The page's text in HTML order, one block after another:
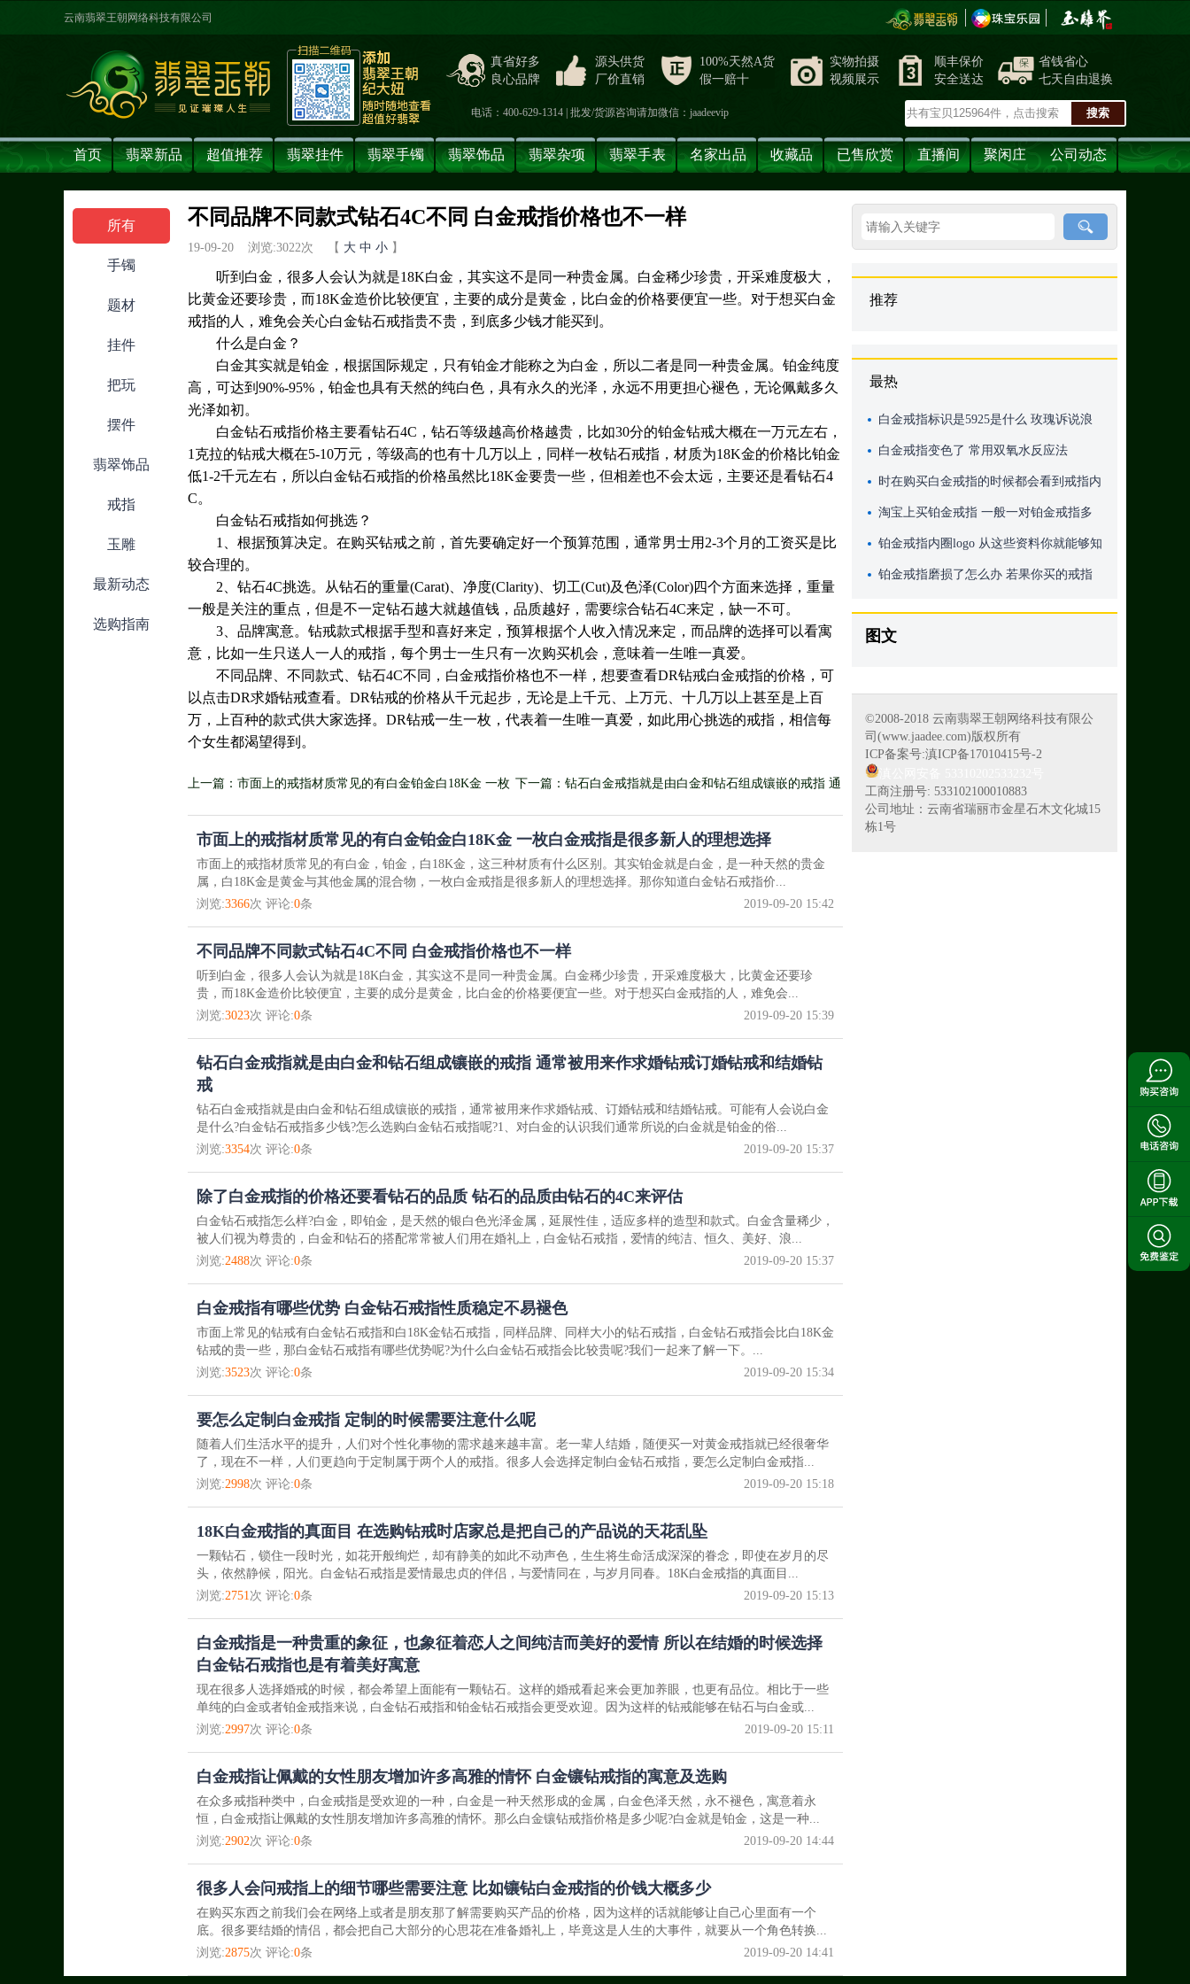
云南翡翠王朝网络科技有限公司
真省好多
良心品牌
源头供货
厂价直销
100%天然A货
假一赔十
实物拍摄
视频展示
顺丰保价
安全送达
省钱省心
七天自由退换
电话：400-629-1314 | 批发/货源咨询请加微信：jaadeevip
首页 翡翠新品 超值推荐 翡翠挂件 翡翠手镯 翡翠饰品 翡翠杂项 翡翠手表 名家出品 收藏品 已售欣赏 直播间 聚闲庄 公司动态
所有
手镯
题材
挂件
把玩
摆件
翡翠饰品
戒指
玉雕
最新动态
选购指南
不同品牌不同款式钻石4C不同 白金戒指价格也不一样
19-09-20 浏览:3022次 【 大 中 小 】
听到白金，很多人会认为就是18K白金，其实这不是同一种贵金属。白金稀少珍贵，开采难度极大，
比黄金还要珍贵，而18K金造价比较便宜，主要的成分是黄金，比白金的价格要便宜一些。对于想买白金
戒指的人，难免会关心白金钻石戒指贵不贵，到底多少钱才能买到。
什么是白金？
白金其实就是铂金，根据国际规定，只有铂金才能称之为白金，所以二者是同一种贵金属。铂金纯度
高，可达到90%-95%，铂金也具有天然的纯白色，具有永久的光泽，永远不用更担心褪色，无论佩戴多久
光泽如初。
白金钻石戒指价格主要看钻石4C，钻石等级越高价格越贵，比如30分的铂金钻戒大概在一万元左右，
1克拉的钻戒大概在5-10万元，等级高的也有十几万以上，同样一枚钻石戒指，材质为18K金的价格比铂金
低1-2千元左右，所以白金钻石戒指的价格虽然比18K金要贵一些，但相差也不会太远，主要还是看钻石4
C。
白金钻石戒指如何挑选？
1、根据预算决定。在购买钻戒之前，首先要确定好一个预算范围，通常男士用2-3个月的工资买是比
较合理的。
2、钻石4C挑选。从钻石的重量(Carat)、净度(Clarity)、切工(Cut)及色泽(Color)四个方面来选择，重量
一般是关注的重点，但是不一定钻石越大就越值钱，品质越好，需要综合钻石4C来定，缺一不可。
3、品牌寓意。钻戒款式根据手型和喜好来定，预算根据个人收入情况来定，而品牌的选择可以看寓
意，比如一生只送人一人的戒指，每个男士一生只有一次购买机会，意味着一生唯一真爱。
不同品牌、不同款式、钻石4C不同，白金戒指价格也不一样，想要查看DR钻戒白金戒指的价格，可
以点击DR求婚钻戒查看。DR钻戒的价格从千元起步，无论是上千元、上万元、十几万以上甚至是上百
万，上百种的款式供大家选择。DR钻戒一生一枚，代表着一生唯一真爱，如此用心挑选的戒指，相信每
个女生都渴望得到。
上一篇：市面上的戒指材质常见的有白金铂金白18K金 一枚 下一篇：钻石白金戒指就是由白金和钻石组成镶嵌的戒指 通
市面上的戒指材质常见的有白金铂金白18K金 一枚白金戒指是很多新人的理想选择
市面上的戒指材质常见的有白金，铂金，白18K金，这三种材质有什么区别。其实铂金就是白金，是一种天然的贵金
属，白18K金是黄金与其他金属的混合物，一枚白金戒指是很多新人的理想选择。那你知道白金钻石戒指价...
浏览:3366次 评论:0条 2019-09-20 15:42
不同品牌不同款式钻石4C不同 白金戒指价格也不一样
听到白金，很多人会认为就是18K白金，其实这不是同一种贵金属。白金稀少珍贵，开采难度极大，比黄金还要珍
贵，而18K金造价比较便宜，主要的成分是黄金，比白金的价格要便宜一些。对于想买白金戒指的人，难免会...
浏览:3023次 评论:0条 2019-09-20 15:39
钻石白金戒指就是由白金和钻石组成镶嵌的戒指 通常被用来作求婚钻戒订婚钻戒和结婚钻
戒
钻石白金戒指就是由白金和钻石组成镶嵌的戒指，通常被用来作求婚钻戒、订婚钻戒和结婚钻戒。可能有人会说白金
是什么?白金钻石戒指多少钱?怎么选购白金钻石戒指呢?1、对白金的认识我们通常所说的白金就是铂金的俗...
浏览:3354次 评论:0条 2019-09-20 15:37
除了白金戒指的价格还要看钻石的品质 钻石的品质由钻石的4C来评估
白金钻石戒指怎么样?白金，即铂金，是天然的银白色光泽金属，延展性佳，适应多样的造型和款式。白金含量稀少，
被人们视为尊贵的，白金和钻石的搭配常常被人们用在婚礼上，白金钻石戒指，爱情的纯洁、恒久、美好、浪...
浏览:2488次 评论:0条 2019-09-20 15:37
白金戒指有哪些优势 白金钻石戒指性质稳定不易褪色
市面上常见的钻戒有白金钻石戒指和白18K金钻石戒指，同样品牌、同样大小的钻石戒指，白金钻石戒指会比白18K金
钻戒的贵一些，那白金钻石戒指有哪些优势呢?为什么白金钻石戒指会比较贵呢?我们一起来了解一下。...
浏览:3523次 评论:0条 2019-09-20 15:34
要怎么定制白金戒指 定制的时候需要注意什么呢
随着人们生活水平的提升，人们对个性化事物的需求越来越丰富。老一辈人结婚，随便买一对黄金戒指就已经很奢华
了，现在不一样，人们更趋向于定制属于两个人的戒指。很多人会选择定制白金钻石戒指，要怎么定制白金戒指...
浏览:2998次 评论:0条 2019-09-20 15:18
18K白金戒指的真面目 在选购钻戒时店家总是把自己的产品说的天花乱坠
一颗钻石，锁住一段时光，如花开般绚烂，却有静美的如此不动声色，生生将生命活成深深的眷念，即使在岁月的尽
头，依然静候，阳光。白金钻石戒指是爱情最忠贞的伴侣，与爱情同在，与岁月同春。18K白金戒指的真面目...
浏览:2751次 评论:0条 2019-09-20 15:13
白金戒指是一种贵重的象征，也象征着恋人之间纯洁而美好的爱情 所以在结婚的时候选择
白金钻石戒指也是有着美好寓意
现在很多人选择婚戒的时候，都会希望上面能有一颗钻石。这样的婚戒看起来会更加养眼，也更有品位。相比于一些
单纯的白金或者铂金戒指来说，白金钻石戒指和铂金钻石戒指会更受欢迎。因为这样的钻戒能够在钻石与白金或...
浏览:2997次 评论:0条 2019-09-20 15:11
白金戒指让佩戴的女性朋友增加许多高雅的情怀 白金镶钻戒指的寓意及选购
在众多戒指种类中，白金戒指是受欢迎的一种，白金是一种天然形成的金属，白金色泽天然，永不褪色，寓意着永
恒，白金戒指让佩戴的女性朋友增加许多高雅的情怀。那么白金镶钻戒指价格是多少呢?白金就是铂金，这是一种...
浏览:2902次 评论:0条 2019-09-20 14:44
很多人会问戒指上的细节哪些需要注意 比如镶钻白金戒指的价钱大概多少
在购买东西之前我们会在网络上或者是朋友那了解需要购买产品的价格，因为这样的话就能够让自己心里面有一个
底。很多要结婚的情侣，都会把自己大部分的心思花在准备婚礼上，毕竟这是人生的大事件，就要从一个角色转换...
浏览:2875次 评论:0条 2019-09-20 14:41
推荐
最热
白金戒指标识是5925是什么 玫瑰诉说浪
漫的爱情故事
白金戒指变色了 常用双氧水反应法
时在购买白金戒指的时候都会看到戒指内
侧会有字母 那么白金戒指里面的字母有
什么含义
淘宝上买铂金戒指 一般一对铂金戒指多
少钱
铂金戒指内圈logo 从这些资料你就能够知
道它的价格并不便宜
铂金戒指磨损了怎么办 若果你买的戒指
图文
©2008-2018 云南翡翠王朝网络科技有限公
司(www.jaadee.com)版权所有
ICP备案号:滇ICP备17010415号-2
工商注册号: 533102100010883
公司地址：云南省瑞丽市金星石木文化城15
栋1号